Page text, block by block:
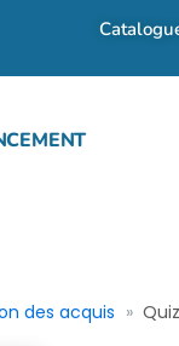
des acquis